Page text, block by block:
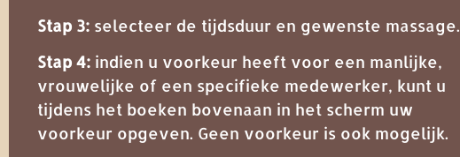
Stap 3: selecteer de tijdsduur en gewenste massage.
Stap 4: indien u voorkeur heeft voor een manlijke,
vrouwelijke of een specifieke medewerker, kunt u
tijdens het boeken bovenaan in het scherm uw
voorkeur opgeven. Geen voorkeur is ook mogelijk.